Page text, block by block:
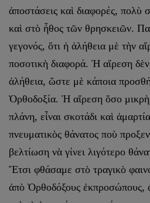
ἀποστάσεις καὶ διαφορές, πολὺ
καὶ στὸ ἦθος τῶν θρησκειῶν.
γεγονός, ὅτι ἡ ἀλήθεια μὲ τὴν
ποσοτικὴ διαφορά. Ἡ αἵρεση
ἀλήθεια, ὥστε μὲ κάποια
Ὀρθοδοξία. Ἡ αἵρεση ὅσο μικρὴ
πλάνη, εἶναι σκοτάδι καὶ
πνευματικὸς θάνατος ποὺ
βελτίωση νὰ γίνει λιγότερο
Ἔτσι φθάσαμε στὸ τραγικὸ
ἀπὸ Ὀρθοδόξους ἐκπροσώπους,